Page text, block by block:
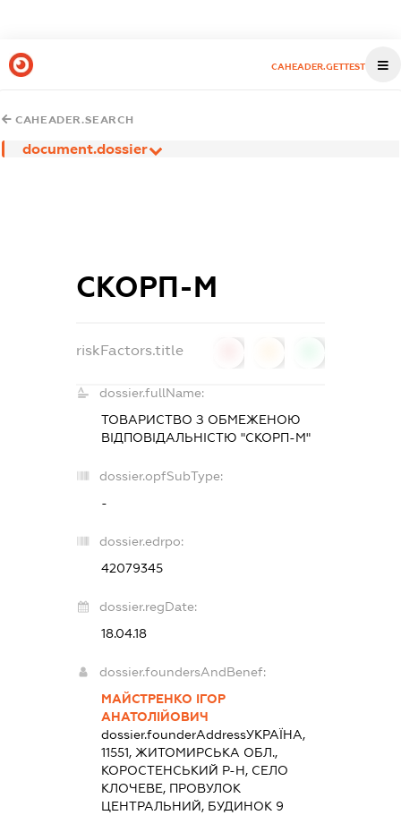
CAHEADER.GETTEST
CAHEADER.SEARCH
document.dossier
СКОРП-М
riskFactors.title
dossier.fullName:
ТОВАРИСТВО З ОБМЕЖЕНОЮ
ВІДПОВІДАЛЬНІСТЮ "СКОРП-М"
dossier.opfSubType:
-
dossier.edrpo:
42079345
dossier.regDate:
18.04.18
dossier.foundersAndBenef:
МАЙСТРЕНКО ІГОР
АНАТОЛІЙОВИЧ
dossier.founderAddressУКРАЇНА,
11551, ЖИТОМИРСЬКА ОБЛ.,
КОРОСТЕНСЬКИЙ Р-Н, СЕЛО
КЛОЧЕВЕ, ПРОВУЛОК
ЦЕНТРАЛЬНИЙ, БУДИНОК 9